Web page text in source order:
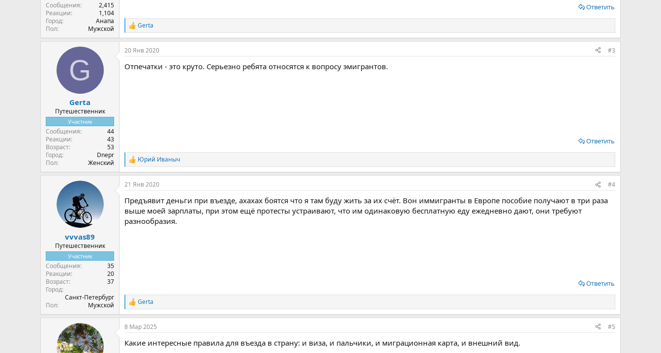
Сообщения
2,415
Реакции
1,104
Город
Анапа
Пол
Мужской
Ответить
Р
е
а
к
и
Gerta
G
Gerta
Путешественник
Участник
Сообщения
44
Реакции
43
Возраст
53
Город
Dnepr
Пол
Женский
20 Янв 2020 #3
Отпечатки - это круто. Серьезно ребята относятся к вопросу эмигрантов.
Ответить
Р
е
а
к
и
и
Юрий Иваныч
vvvas89
Путешественник
Участник
Сообщения
35
Реакции
20
Возраст
37
Город
Санкт-Петербург
Пол
Мужской
21 Янв 2020 #4
Предъявит деньги при въезде, ахахах боятся что я там буду жить за их счёт. Вон иммигранты в Европе пособие получают в три раза
выше моей зарплаты, при этом ещё протесты устраивают, что им одинаковую бесплатную еду ежедневно дают, они требуют
разнообразия.
Ответить
Р
е
а
к
и
Gerta
8 Мар 2025 #5
Какие интересные правила для въезда в страну: и виза, и пальчики, и миграционная карта, и внешний вид.